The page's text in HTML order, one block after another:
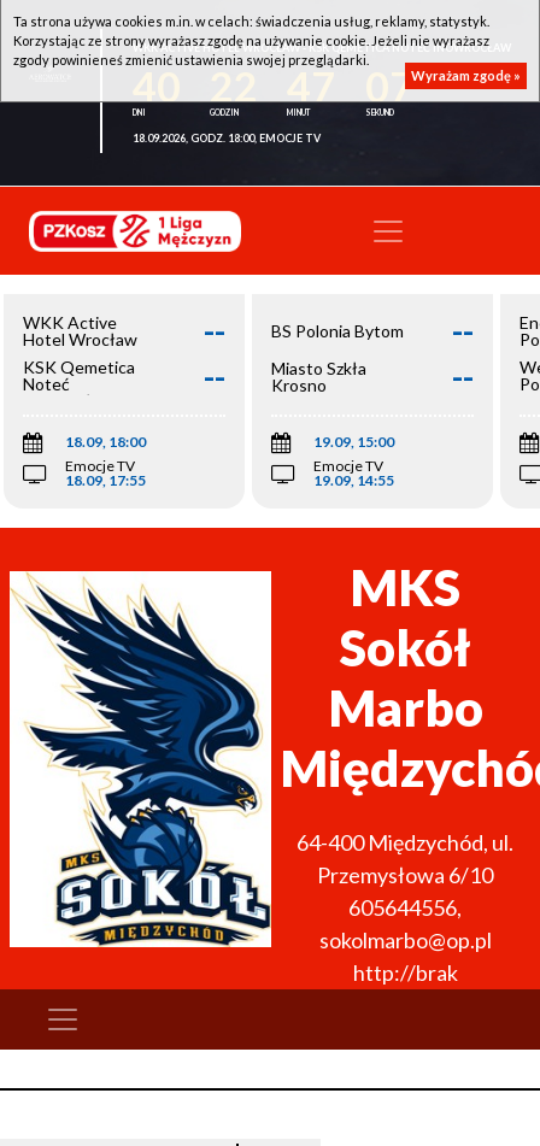
WKK ACTIVE HOTEL WROCŁAW - KSK QEMETICA NOTEĆ INOWROCŁAW
07
18.09.2026, GODZ. 18:00, EMOCJE TV
WKK Active
Hotel Wrocław
--
KSK Qemetica
Noteć
Inowrocław
--
18.09, 18:00
Emocje TV
18.09, 17:55
BS Polonia Bytom --
Miasto Szkła
Krosno
--
19.09, 15:00
Emocje TV
19.09, 14:55
MKS
Sokół
Marbo
64-400 Międzychód, ul.
Przemysłowa 6/10
605644556,
sokolmarbo@op.pl
http://brak
Ta strona używa cookies m.in. w celach: świadczenia usług, reklamy, statystyk.
Korzystając ze strony wyrażasz zgodę na używanie cookie. Jeżeli nie wyrażasz
zgody powinieneś zmienić ustawienia swojej przeglądarki.
Wyrażam zgodę »